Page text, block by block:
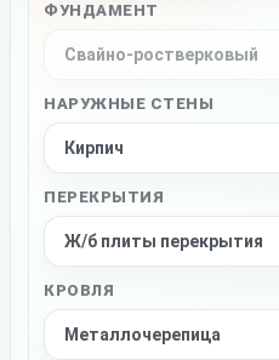
ФУНДАМЕНТ
НАРУЖНЫЕ СТЕНЫ
ПЕРЕКРЫТИЯ
КРОВЛЯ